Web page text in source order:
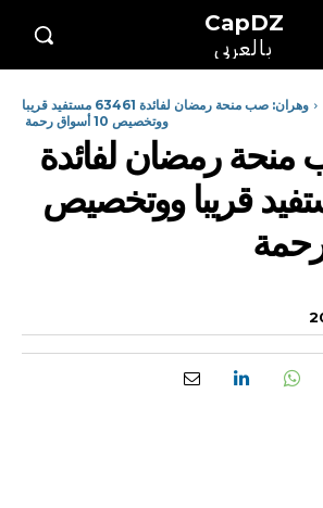
CapDZ
بالعربي
وهران: صب منحة رمضان لفائدة 63461 مستفيد قريبا
ووتخصيص 10 أسواق رحمة
رمضان لفائدة
مستفيد قريبا ووتخصيص